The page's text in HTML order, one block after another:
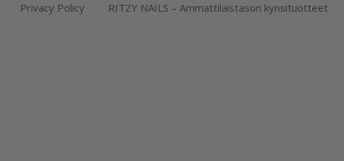
Privacy Policy RITZY NAILS – Ammattilaistason kynsituotteet